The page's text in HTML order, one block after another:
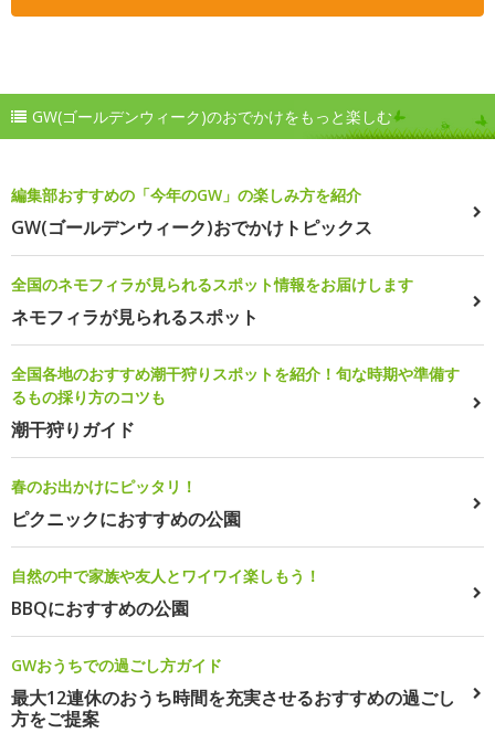
GW(ゴールデンウィーク)のおでかけをもっと楽しむ
編集部おすすめの「今年のGW」の楽しみ方を紹介
GW(ゴールデンウィーク)おでかけトピックス
全国のネモフィラが見られるスポット情報をお届けします
ネモフィラが見られるスポット
全国各地のおすすめ潮干狩りスポットを紹介！旬な時期や準備す
るもの採り方のコツも
潮干狩りガイド
春のお出かけにピッタリ！
ピクニックにおすすめの公園
自然の中で家族や友人とワイワイ楽しもう！
BBQにおすすめの公園
GWおうちでの過ごし方ガイド
最大12連休のおうち時間を充実させるおすすめの過ごし
方をご提案